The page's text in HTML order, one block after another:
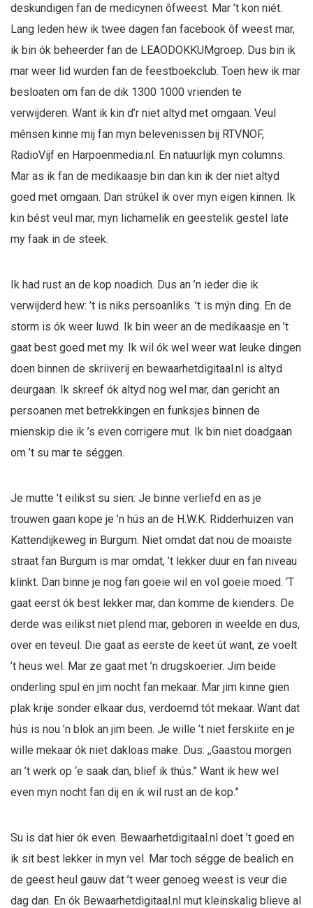
deskundigen fan de medicynen ôfweest. Mar ’t kon niét.
Lang leden hew ik twee dagen fan facebook ôf weest mar,
ik bin ók beheerder fan de LEAODOKKUMgroep. Dus bin ik
mar weer lid wurden fan de feestboekclub. Toen hew ik mar
besloaten om fan de dik 1300 1000 vrienden te
verwijderen. Want ik kin d’r niet altyd met omgaan. Veul
ménsen kinne mij fan myn belevenissen bij RTVNOF,
RadioVijf en Harpoenmedia.nl. En natuurlijk myn columns.
Mar as ik fan de medikaasje bin dan kin ik der niet altyd
goed met omgaan. Dan strúkel ik over myn eigen kinnen. Ik
kin bést veul mar, myn lichamelik en geestelik gestel late
my faak in de steek.
Ik had rust an de kop noadich. Dus an ’n ieder die ik
verwijderd hew: ’t is niks persoanliks. ’t is mýn ding. En de
storm is ók weer luwd. Ik bin weer an de medikaasje en ’t
gaat best goed met my. Ik wil ók wel weer wat leuke dingen
doen binnen de skriiverij en bewaarhetdigitaal.nl is altyd
deurgaan. Ik skreef ók altyd nog wel mar, dan gericht an
persoanen met betrekkingen en funksjes binnen de
mienskip die ik ’s even corrigere mut. Ik bin niet doadgaan
om ’t su mar te séggen.
Je mutte ’t eilikst su sien: Je binne verliefd en as je
trouwen gaan kope je ’n hús an de H.W.K. Ridderhuizen van
Kattendijkeweg in Burgum. Niet omdat dat nou de moaiste
straat fan Burgum is mar omdat, ’t lekker duur en fan niveau
klinkt. Dan binne je nog fan goeie wil en vol goeie moed. ‘T
gaat eerst ók best lekker mar, dan komme de kienders. De
derde was eilikst niet plend mar, geboren in weelde en dus,
over en teveul. Die gaat as eerste de keet út want, ze voelt
’t heus wel. Mar ze gaat met ’n drugskoerier. Jim beide
onderling spul en jim nocht fan mekaar. Mar jim kinne gien
plak krije sonder elkaar dus, verdoemd tót mekaar. Want dat
hús is nou ’n blok an jim been. Je wille ’t niet ferskiite en je
wille mekaar ók niet dakloas make. Dus: ,,Gaastou morgen
an ’t werk op ‘e saak dan, blief ik thús.” Want ik hew wel
even myn nocht fan dij en ik wil rust an de kop.”
Su is dat hier ók even. Bewaarhetdigitaal.nl doet ’t goed en
ik sit best lekker in myn vel. Mar toch ségge de bealich en
de geest heul gauw dat ’t weer genoeg weest is veur die
dag dan. En ók Bewaarhetdigitaal.nl mut kleinskalig blieve al